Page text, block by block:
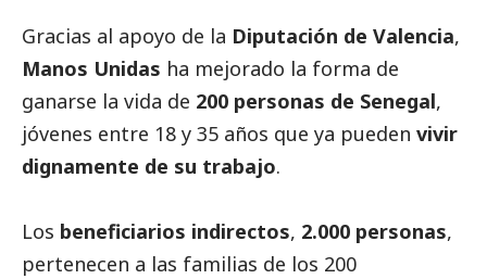
Gracias al apoyo de la Diputación de Valencia,
Manos Unidas ha mejorado la forma de
ganarse la vida de 200 personas de Senegal,
jóvenes entre 18 y 35 años que ya pueden vivir
dignamente de su trabajo.
Los beneficiarios indirectos, 2.000 personas,
pertenecen a las familias de los 200